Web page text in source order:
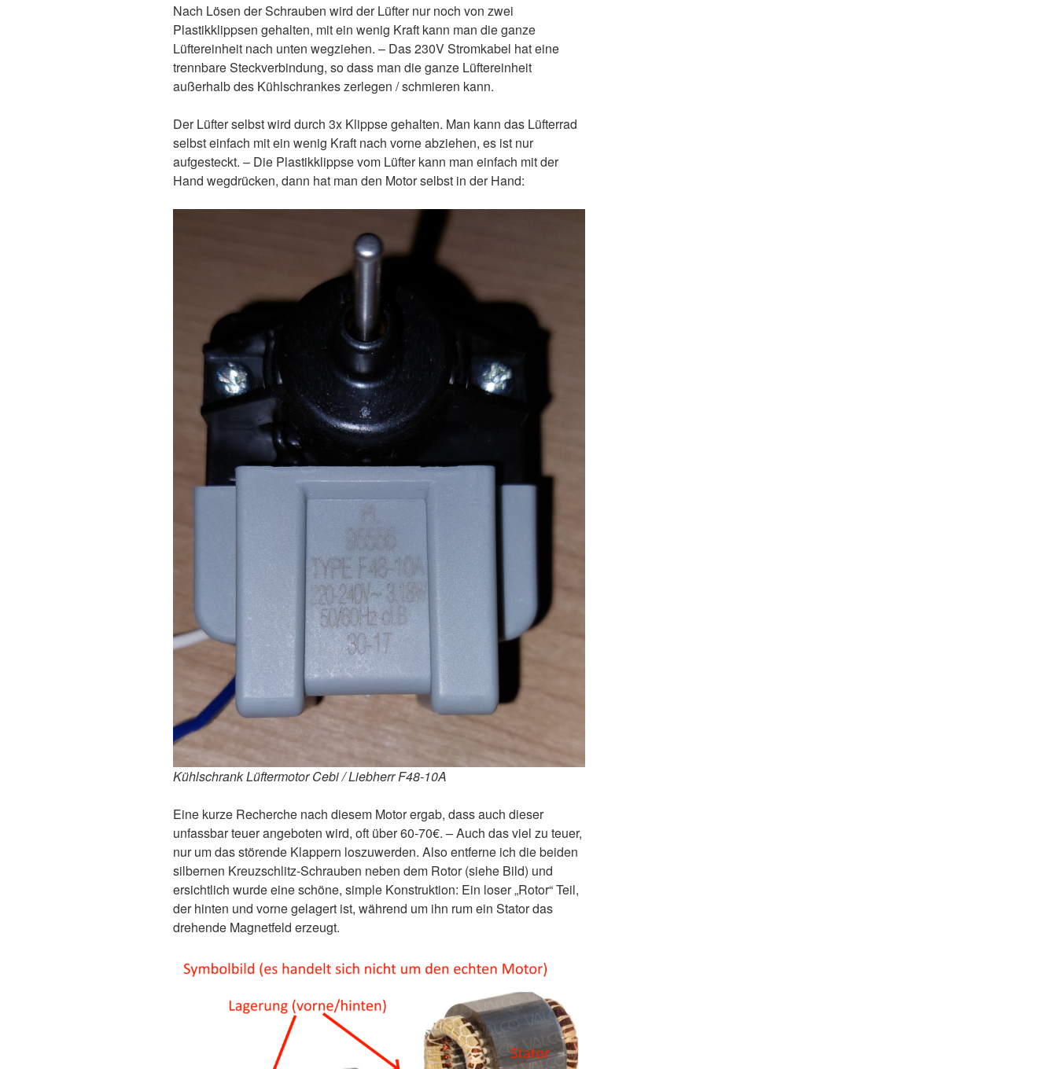
Nach Lösen der Schrauben wird der Lüfter nur noch von zwei
Plastikklippsen gehalten, mit ein wenig Kraft kann man die ganze
Lüftereinheit nach unten wegziehen. – Das 230V Stromkabel hat eine
trennbare Steckverbindung, so dass man die ganze Lüftereinheit
außerhalb des Kühlschrankes zerlegen / schmieren kann.
Der Lüfter selbst wird durch 3x Klippse gehalten. Man kann das Lüfterrad
selbst einfach mit ein wenig Kraft nach vorne abziehen, es ist nur
aufgesteckt. – Die Plastikklippse vom Lüfter kann man einfach mit der
Hand wegdrücken, dann hat man den Motor selbst in der Hand:
Kühlschrank Lüftermotor Cebi / Liebherr F48-10A
Eine kurze Recherche nach diesem Motor ergab, dass auch dieser
unfassbar teuer angeboten wird, oft über 60-70€. – Auch das viel zu teuer,
nur um das störende Klappern loszuwerden. Also entferne ich die beiden
silbernen Kreuzschlitz-Schrauben neben dem Rotor (siehe Bild) und
ersichtlich wurde eine schöne, simple Konstruktion: Ein loser „Rotor“ Teil,
der hinten und vorne gelagert ist, während um ihn rum ein Stator das
drehende Magnetfeld erzeugt.